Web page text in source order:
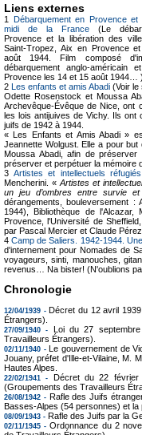
Liens externes
1 Débarquement en Provence et
midi de la France (Le
Provence et la libération des
Saint-Tropez, Aix en Provence
août 1944. Film composé
débarquement anglo-américain
Provence les 14 et 15 août 1944… )
2 Les enfants et amis Abadi (Voir le
Odette Rosenstock et Moussa
Archevêque-Évêque de Nice, ont
les lois antijuives de Vichy. Ils ont
juifs de 1942 à 1944.
« Les Enfants et Amis Abadi »
Jeannette Wolgust. Elle a pour
Moussa Abadi, afin de
préserver et perpétuer la mémoire
3 Artistes et intellectuels
Mencherini. «Artistes et
un jeu d’ombres entre survie et
dérangements, bouleversement
1944), Bibliothèque de
Provence, l'Université de
par Pascal Mercier et Claude
4Camp de Saliers. 1942-1944.
d'internement pour Nomades de
voyageurs, sinti, manouches,
revenus… Na bister! (N'oublions
Chronologie
12/04/1939 - Décret du 12 avril
Étrangers).
27/09/1940 -
Loi du 27
Travailleurs Étrangers).
02/11/1940 - Le gouvernement de
Jouany, préfet d'Ille-et-Vilaine, M.
Hautes Alpes.
22/02/1941 -
Décret du 22
(Groupements des Travailleurs
26/08/1942 - Rafle des Juifs
Basses-Alpes (54 personnes) et la
08/09/1943 - Rafle des Juifs par la
02/11/1945 - Ordonnance du 2